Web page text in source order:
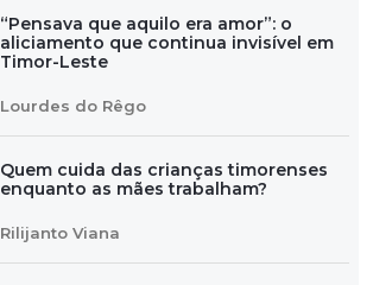
“Pensava que aquilo era amor”: o
aliciamento que continua invisível em
Timor-Leste
Lourdes do Rêgo
Quem cuida das crianças timorenses
enquanto as mães trabalham?
Rilijanto Viana